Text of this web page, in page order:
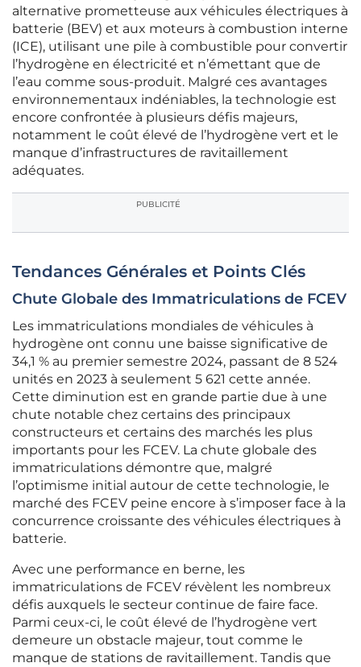
alternative prometteuse aux véhicules électriques à
batterie (BEV) et aux moteurs à combustion interne
(ICE), utilisant une pile à combustible pour convertir
l’hydrogène en électricité et n’émettant que de
l’eau comme sous-produit. Malgré ces avantages
environnementaux indéniables, la technologie est
encore confrontée à plusieurs défis majeurs,
notamment le coût élevé de l’hydrogène vert et le
manque d’infrastructures de ravitaillement
adéquates.
PUBLICITÉ
Tendances Générales et Points Clés
Chute Globale des Immatriculations de FCEV
Les immatriculations mondiales de véhicules à
hydrogène ont connu une baisse significative de
34,1 % au premier semestre 2024, passant de 8 524
unités en 2023 à seulement 5 621 cette année.
Cette diminution est en grande partie due à une
chute notable chez certains des principaux
constructeurs et certains des marchés les plus
importants pour les FCEV. La chute globale des
immatriculations démontre que, malgré
l’optimisme initial autour de cette technologie, le
marché des FCEV peine encore à s’imposer face à la
concurrence croissante des véhicules électriques à
batterie.
Avec une performance en berne, les
immatriculations de FCEV révèlent les nombreux
défis auxquels le secteur continue de faire face.
Parmi ceux-ci, le coût élevé de l’hydrogène vert
demeure un obstacle majeur, tout comme le
manque de stations de ravitaillement. Tandis que